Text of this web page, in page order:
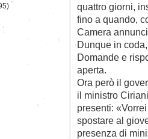
quattro giorni,
fino a quando,
Camera
Dunque in
Domande e
aperta.
Ora però il
il ministro
presenti:
spostare al
presenza di